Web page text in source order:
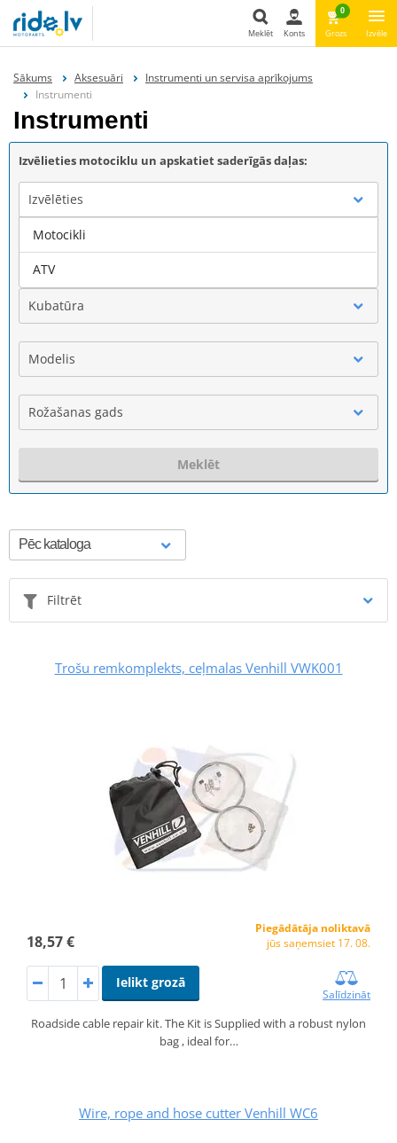
Meklēt Konts
0
Grozs Izvēle
Sākums Aksesuāri
Instrumenti un servisa aprīkojums
Instrumenti
Instrumenti
Izvēlieties motociklu un apskatiet saderīgās daļas:
Izvēlēties
Marka
Kubatūra
Modelis
Rožašanas gads
Meklēt
Filtrēt
Trošu remkomplekts, ceļmalas Venhill VWK001
18,57 €
Piegādātāja noliktavā
jūs saņemsiet 17. 08.
Ielikt grozā
Salīdzināt
Roadside cable repair kit. The Kit is Supplied with a robust nylon
bag , ideal for…
Wire, rope and hose cutter Venhill WC6
Motocikli
ATV